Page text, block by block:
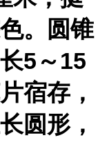
。圆锥
5～15
宿存，
圆形，